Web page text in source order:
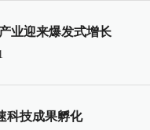
业迎来爆发式增长
科技成果孵化